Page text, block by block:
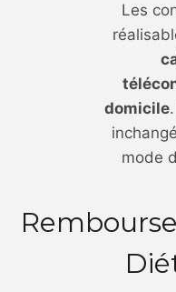
Les
domicile
mode